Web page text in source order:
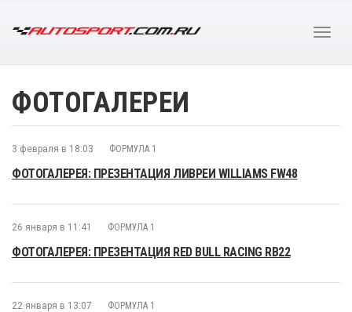
ФОТОГАЛЕРЕИ
3 февраля в 18:03 ФОРМУЛА 1
ФОТОГАЛЕРЕЯ: ПРЕЗЕНТАЦИЯ ЛИВРЕИ WILLIAMS FW48
26 января в 11:41 ФОРМУЛА 1
ФОТОГАЛЕРЕЯ: ПРЕЗЕНТАЦИЯ RED BULL RACING RB22
22 января в 13:07 ФОРМУЛА 1